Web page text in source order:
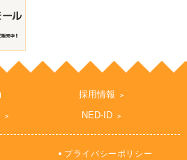
採用情報
NED-ID
プライバシーポリシー